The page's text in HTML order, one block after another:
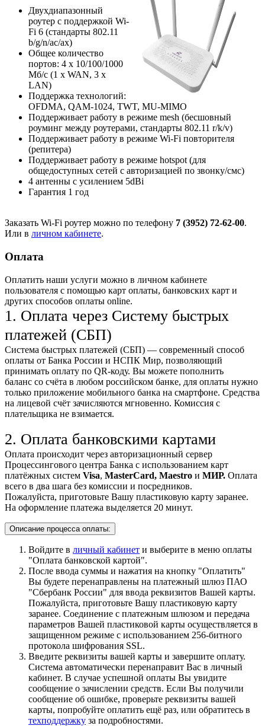
Двухдиапазонный
роутер с поддержкой Wi-
Fi 6 (стандарты 802.11
b/g/n/ac/ax)
Общее количество
портов: 4 х 10/100/1000
Мб/с (1 x WAN, 3 x
LAN)
Поддержка технологий:
OFDMA, QAM-1024, TWT, MU-MIMO
Поддерживает работу в режиме mesh (бесшовный
роуминг между роутерами, стандарты 802.11 r/k/v)
Поддерживает работу в режиме Wi-Fi повторителя
(репитера)
Поддерживает работу в режиме hotspot (для
общедоступных сетей с авторизацией по звонку/смс)
4 антенны с усилением 5dBi
Гарантия 1 год
Заказать Wi-Fi роутер можно по телефону 7 (3952) 72-62-00.
Или в личном кабинете.
Оплата
Оплатить наши услуги можно в личном кабинете
пользователя с помощью карт оплаты, банковских карт и
других способов оплаты online.
1. Оплата через Систему быстрых
платежей (СБП)
Система быстрых платежей (СБП) — современный способ
оплаты от Банка России и НСПК Мир, позволяющий
принимать оплату по QR-коду. Вы можете пополнить
баланс со счёта в любом российском банке, для оплаты нужно
только приложение мобильного банка на смартфоне. Средства
на лицевой счёт зачисляются мгновенно. Комиссия с
плательщика не взимается.
2. Оплата банковскими картами
Оплата происходит через авторизационный сервер
Процессингового центра Банка с использованием карт
платёжных систем Visa, MasterCard, Maestro и МИР. Оплата
всего в два шага без комиссии и посредников.
Пожалуйста, приготовьте Вашу пластиковую карту заранее.
На оформление платежа выделяется 20 минут.
Описание процесса оплаты:
Войдите в личный кабинет и выберите в меню оплаты
"Оплата банковской картой".
После ввода суммы и нажатия на кнопку "Оплатить"
Вы будете перенаправлены на платежный шлюз ПАО
"Сбербанк России" для ввода реквизитов Вашей карты.
Пожалуйста, приготовьте Вашу пластиковую карту
заранее. Соединение с платежным шлюзом и передача
параметров Вашей пластиковой карты осуществляется в
защищенном режиме с использованием 256-битного
протокола шифрования SSL.
Введите реквизиты вашей карты и завершите оплату.
Система автоматически перенаправит Вас в личный
кабинет. В случае успешной оплаты Вы увидите
сообщение о зачислении средств. Если Вы получили
сообщение об ошибке, проверьте реквизиты вашей
карты, попробуйте оплатить ещё раз, или обратитесь в
техподдержку за подробностями.